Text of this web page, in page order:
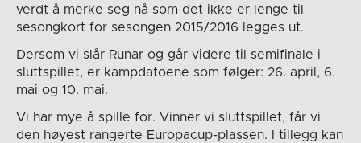
verdt å merke seg nå som det ikke er lenge til
sesongkort for sesongen 2015/2016 legges ut.
Dersom vi slår Runar og går videre til semifinale i
sluttspillet, er kampdatoene som følger: 26. april, 6.
mai og 10. mai.
Vi har mye å spille for. Vinner vi sluttspillet, får vi
den høyest rangerte Europacup-plassen. I tillegg kan